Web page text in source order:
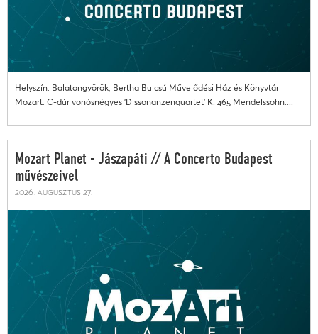
Helyszín: Balatongyörök, Bertha Bulcsú Művelődési Ház és Könyvtár
Mozart: C-dúr vonósnégyes 'Dissonanzenquartet' K. 465 Mendelssohn:...
Mozart Planet - Jászapáti // A Concerto Budapest
művészeivel
2026. augusztus 27.